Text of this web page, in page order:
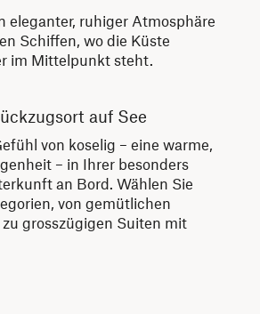
eleganter, ruhiger Atmosphäre
Schiffen, wo die Küste
im Mittelpunkt steht.
auf See
von koselig – eine warme,
– in Ihrer besonders
an Bord. Wählen Sie
von gemütlichen
grosszügigen Suiten mit